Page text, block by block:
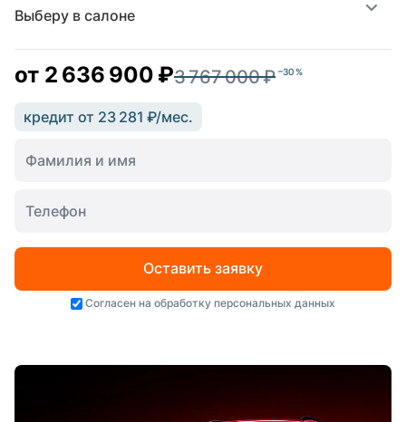
Выберу в салоне
от 2 636 900 ₽3 767 000 ₽ –30 %
кредит от 23 281 ₽/мес.
Оставить заявку
Согласен на обработку персональных данных